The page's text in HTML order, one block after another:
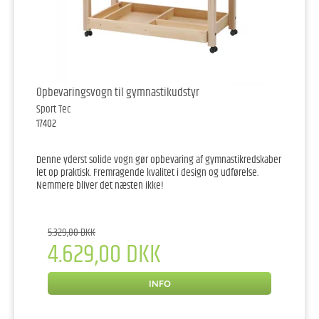
Opbevaringsvogn til gymnastikudstyr
Sport Tec
17402
Denne yderst solide vogn gør opbevaring af gymnastikredskaber
let op praktisk. Fremragende kvalitet i design og udførelse.
Nemmere bliver det næsten ikke!
5.329,00 DKK
4.629,00 DKK
INFO